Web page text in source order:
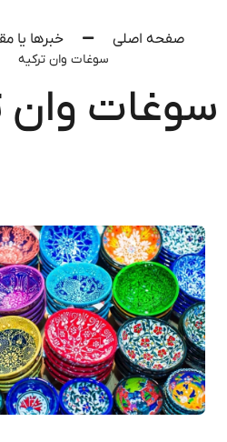
صفحه اصلی خبرها یا
سوغات وان ترکیه
سوغات وان